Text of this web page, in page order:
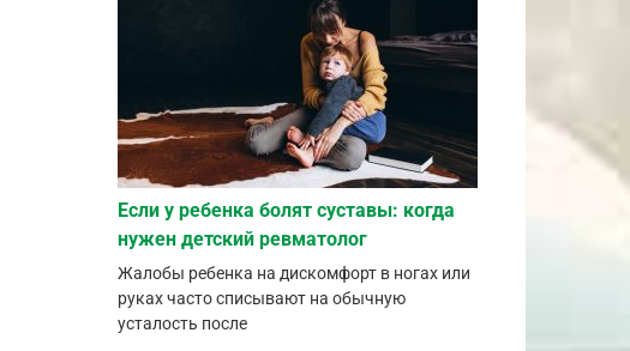
Если у ребенка болят суставы: когда
нужен детский ревматолог
Жалобы ребенка на дискомфорт в ногах или
руках часто списывают на обычную
усталость после